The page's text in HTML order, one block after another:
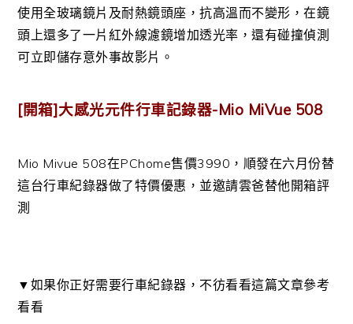
使用全玻璃鏡片及耐熱鏡頭座，抗高溫而不變形，在鏡
頭上還多了一片紅外線濾鏡增加透光率，還有碰撞偵測
可立即儲存意外事故影片。
[開箱]大感光元件行車記錄器-Mio MiVue 508
Mio Mivue 508在PChome售價3990，順發在六月份替
這台行車紀錄器做了特價優惠，並邀請雲爸替他開箱評
測
▼如果你正好需要行車紀錄器，不彷看看這篇文章參考
看看